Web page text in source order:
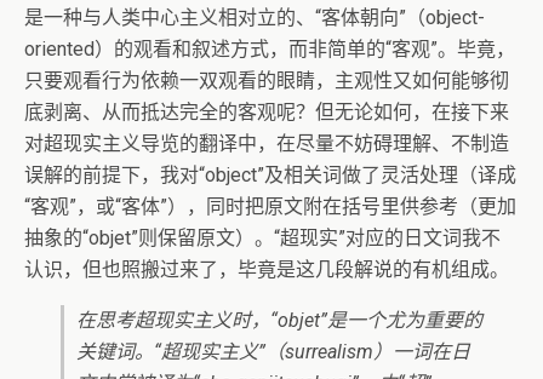
是一种与人类中心主义相对立的、“客体朝向”（object-
oriented）的观看和叙述方式，而非简单的“客观”。毕竟，
只要观看行为依赖一双观看的眼睛，主观性又如何能够彻
底剥离、从而抵达完全的客观呢？但无论如何，在接下来
对超现实主义导览的翻译中，在尽量不妨碍理解、不制造
误解的前提下，我对“object”及相关词做了灵活处理（译成
“客观”，或“客体”），同时把原文附在括号里供参考（更加
抽象的“objet”则保留原文）。“超现实”对应的日文词我不
认识，但也照搬过来了，毕竟是这几段解说的有机组成。
在思考超现实主义时，“objet”是一个尤为重要的
关键词。“超现实主义”（surrealism）一词在日